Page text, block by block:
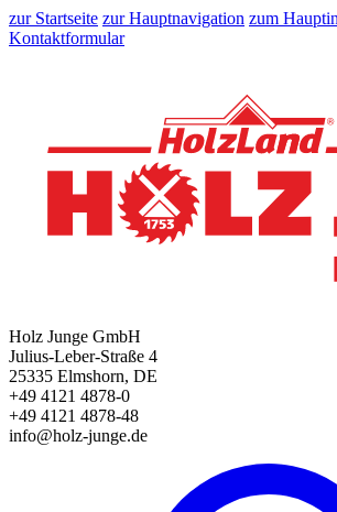
zur Startseite zur Hauptnavigation zum
Kontaktformular
Holz Junge GmbH
Julius-Leber-Straße 4
25335 Elmshorn, DE
+49 4121 4878-0
+49 4121 4878-48
info@holz-junge.de